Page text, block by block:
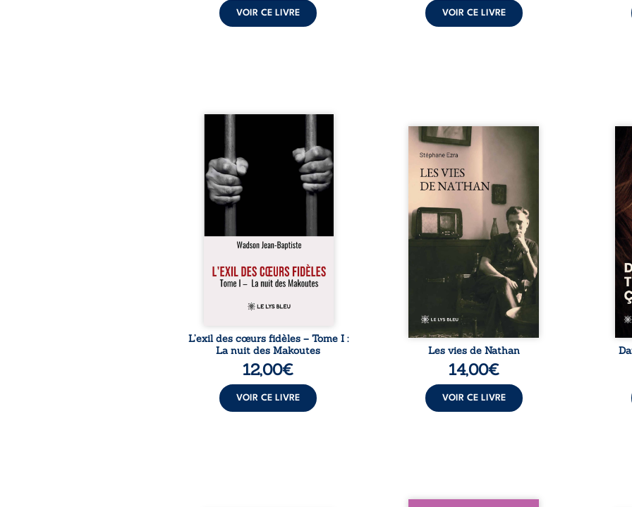
VOIR CE LIVRE VOIR CE LIVRE
« Une nuit suffit parfois pour
briser une famille… mais
certaines fidélités traversent
les années. » Haïti, sous la
dictature des Duvalier. La peur
s’étend jusque dans les
villages les plus reculés. À
Bainet, Jean-Joël Joli mène une
existence paisible avec sa
famille. Chef de section
respecté, il refuse pourtant de
fermer les yeux sur l’injustice.
Mais, dans un ...
L’exil des cœurs fidèles – Tome I :
La nuit des Makoutes
12,00€
VOIR CE LIVRE
Les vies de Nathan est un
recueil de poésie né en trois
la première fois, Stéphane Ezra,
médium, a pu communiquer
avec son père, disparu depuis
plus de vingt ans et qu’il n’a
jamais connu. De ce dialogue
par-delà la mort naissent des
poèmes qui retracent une vie
marquée par la Seconde
Guerre mondiale, une identité
juive brisée, la guerre ...
Les vies de Nathan
14,00€
VOIR CE LIVRE
À
ce